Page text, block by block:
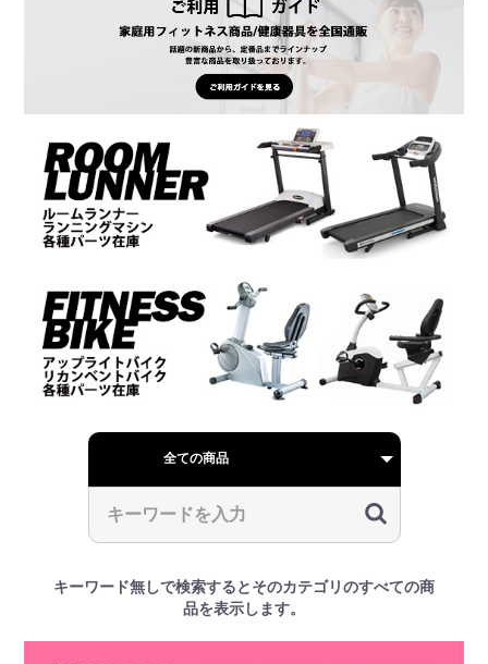
キーワード無しで検索するとそのカテゴリのすべての商
品を表示します。